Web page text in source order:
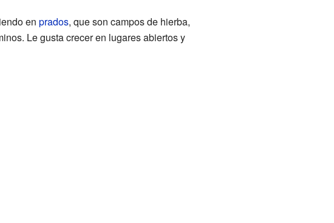
en prados, que son campos de hierba,
Le gusta crecer en lugares abiertos y